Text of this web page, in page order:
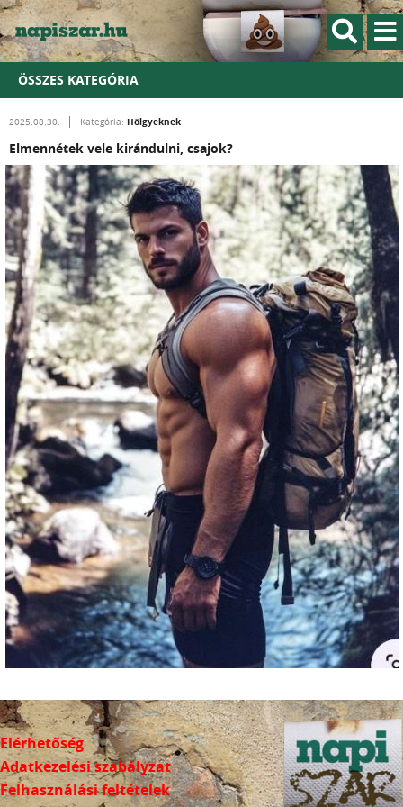
ÖSSZES KATEGÓRIA
2025.08.30. Kategória: Hölgyeknek
Elmennétek vele kirándulni, csajok?
Elérhetőség
Adatkezelési szabályzat
Felhasználási feltételek